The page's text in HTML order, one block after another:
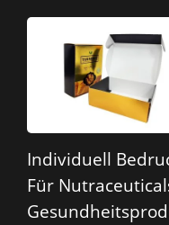
Individuell
Für